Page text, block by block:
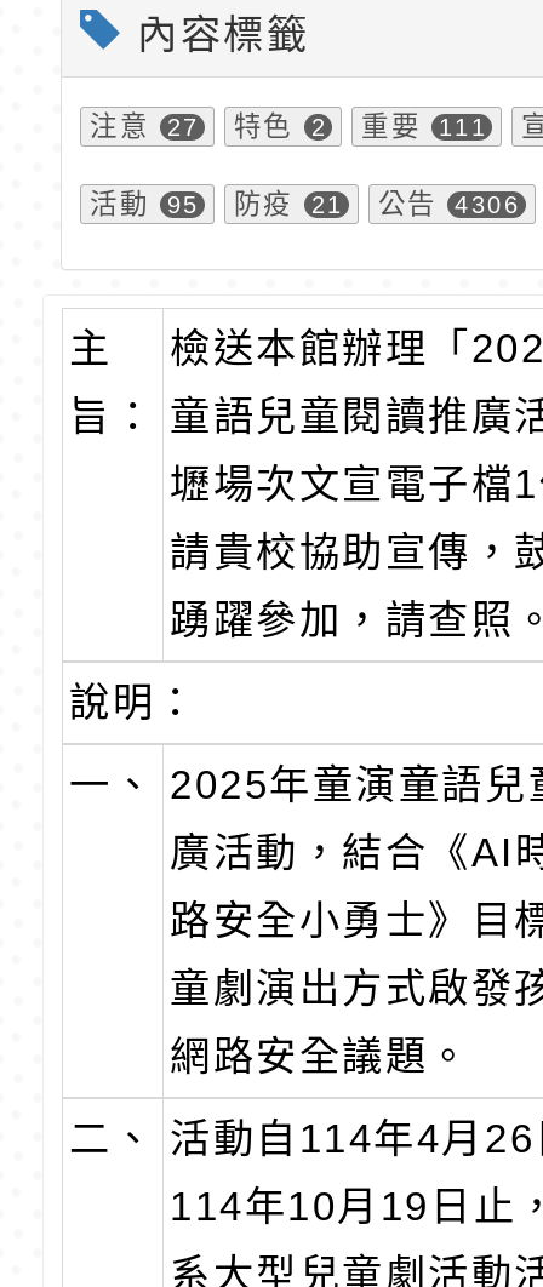
內容標籤
注意 27 特色 2 重要 111
活動 95 防疫 21 公告 4306
主
旨：
檢送本館辦理「
童語兒童閱讀推廣
壢場次文宣電子檔
請貴校協助宣傳，
踴躍參加，請查照
說明：
一、
2025年童演童語兒
廣活動，結合《AI
路安全小勇士》目
童劇演出方式啟發
網路安全議題。
二、
活動自114年4月
114年10月19日止
系大型兒童劇活動